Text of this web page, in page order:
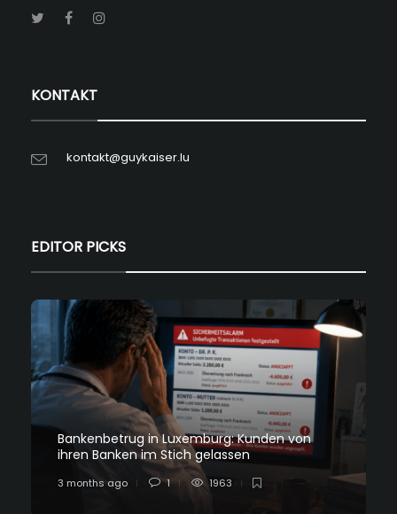
KONTAKT
kontakt@guykaiser.lu
EDITOR PICKS
Bankenbetrug in Luxemburg: Kunden von
ihren Banken im Stich gelassen
3 months ago 1 1963